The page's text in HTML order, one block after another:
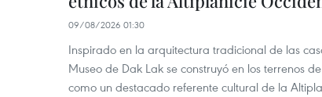
09/08/2026 01:30
Inspirado en la arquitectura tradicional de las
Museo de Dak Lak se construyó en los terrenos
como un destacado referente cultural de la